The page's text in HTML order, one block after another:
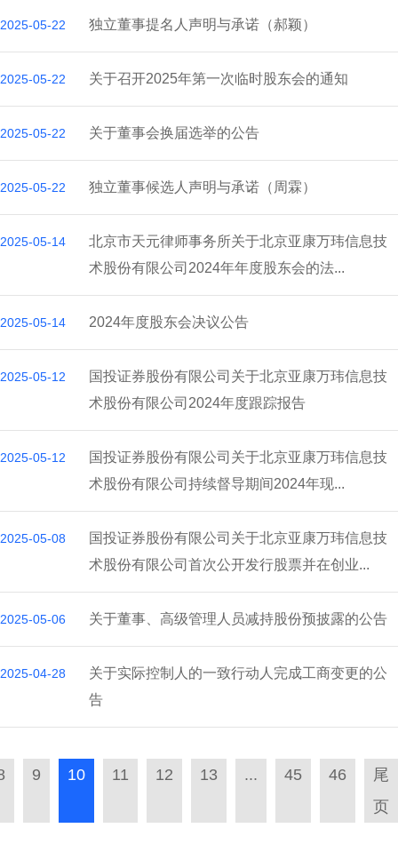
2025-05-22 独立董事提名人声明与承诺（郝颖）
2025-05-22 关于召开2025年第一次临时股东会的通知
2025-05-22 关于董事会换届选举的公告
2025-05-22 独立董事候选人声明与承诺（周霖）
2025-05-14
北京市天元律师事务所关于北京亚康万玮信息技
术股份有限公司2024年年度股东会的法...
2025-05-14 2024年度股东会决议公告
2025-05-12
国投证券股份有限公司关于北京亚康万玮信息技
术股份有限公司2024年度跟踪报告
2025-05-12
国投证券股份有限公司关于北京亚康万玮信息技
术股份有限公司持续督导期间2024年现...
2025-05-08
国投证券股份有限公司关于北京亚康万玮信息技
术股份有限公司首次公开发行股票并在创业...
2025-05-06 关于董事、高级管理人员减持股份预披露的公告
2025-04-28
关于实际控制人的一致行动人完成工商变更的公
告
9 10 11 12 13 ... 45 46
尾
页